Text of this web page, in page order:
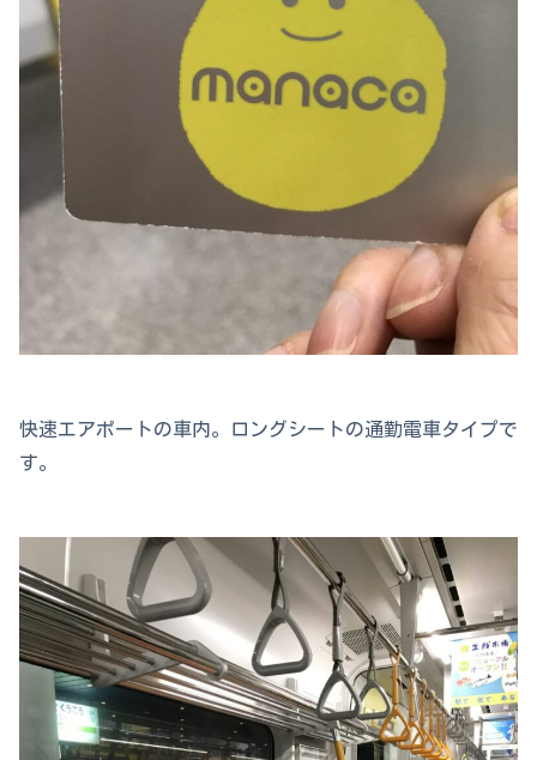
快速エアポートの車内。ロングシートの通勤電車タイプで
す。